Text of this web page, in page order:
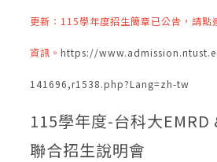
更新：115學年度招生簡章已公告，請點
資訊。 https://
141696,r1538.php?Lang=zh-tw
115學年度-台科大EMRD
聯合招生說明會